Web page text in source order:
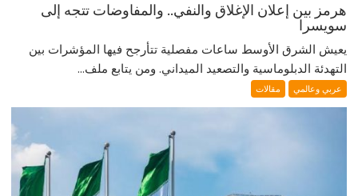
هرمز بين إعلان الإغلاق والنفي.. والمفاوضات تتجه إلى
سويسرا
يعيش الشرق الأوسط ساعات مفصلية تتأرجح فيها المؤشرات بين
التهدئة الدبلوماسية والتصعيد الميداني. ومن يتابع ملف...
عربي وعالمي مقالات